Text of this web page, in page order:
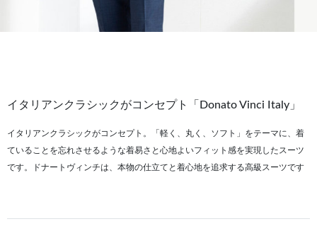
イタリアンクラシックがコンセプト「Donato Vinci Italy」
イタリアンクラシックがコンセプト。「軽く、丸く、ソフト」をテーマに、着
ていることを忘れさせるような着易さと心地よいフィット感を実現したスーツ
です。ドナートヴィンチは、本物の仕立てと着心地を追求する高級スーツです